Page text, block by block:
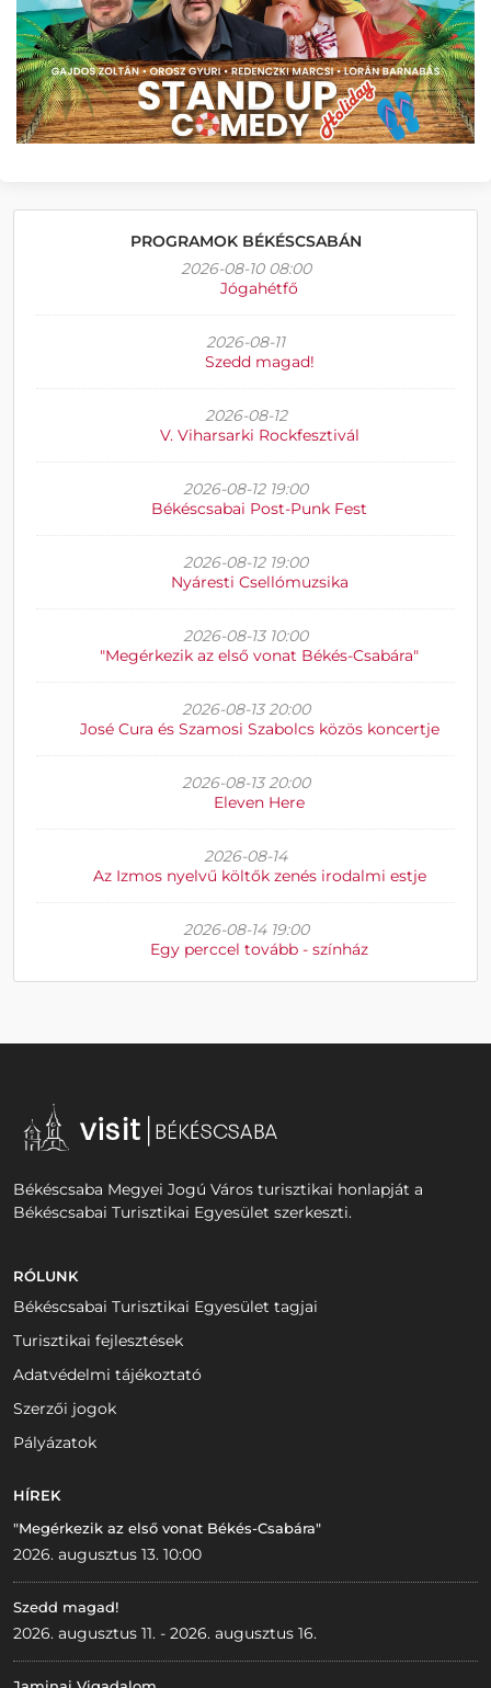
PROGRAMOK BÉKÉSCSABÁN
2026-08-10 08:00
Jógahétfő
2026-08-11
Szedd magad!
2026-08-12
V. Viharsarki Rockfesztivál
2026-08-12 19:00
Békéscsabai Post-Punk Fest
2026-08-12 19:00
Nyáresti Csellómuzsika
2026-08-13 10:00
"Megérkezik az első vonat Békés-Csabára"
2026-08-13 20:00
José Cura és Szamosi Szabolcs közös koncertje
2026-08-13 20:00
Eleven Here
2026-08-14
Az Izmos nyelvű költők zenés irodalmi estje
2026-08-14 19:00
Egy perccel tovább - színház
Békéscsaba Megyei Jogú Város turisztikai honlapját a
Békéscsabai Turisztikai Egyesület szerkeszti.
RÓLUNK
Békéscsabai Turisztikai Egyesület tagjai
Turisztikai fejlesztések
Adatvédelmi tájékoztató
Szerzői jogok
Pályázatok
HÍREK
"Megérkezik az első vonat Békés-Csabára"
2026. augusztus 13. 10:00
Szedd magad!
2026. augusztus 11. - 2026. augusztus 16.